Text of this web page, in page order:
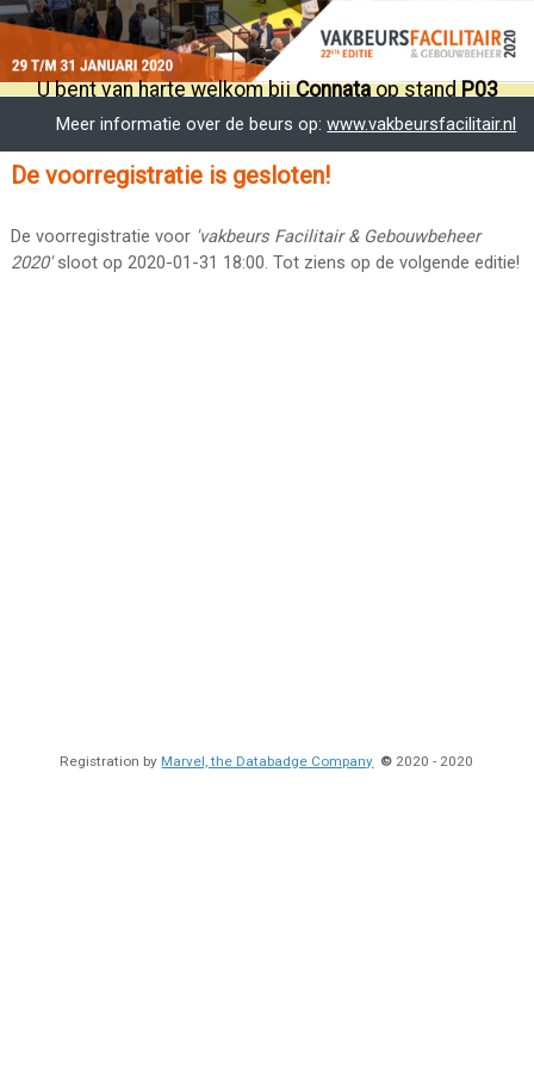
U bent van harte welkom bijConnataop standP03
Meer informatie over de beurs op:www.vakbeursfacilitair.nl
De voorregistratie is gesloten!
De voorregistratie voor 'vakbeurs Facilitair & Gebouwbeheer
2020'sloot op 2020-01-31 18:00. Tot ziens op de volgende editie!
Registration byMarvel, the Databadge Company © 2020 - 2020